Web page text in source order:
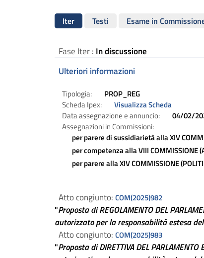
Iter Testi Esame in
Fase Iter : In discussione
Ulteriori informazioni
Tipologia:
PROP_REG
Scheda Ipex:
Visualizza Scheda
Data assegnazione e annuncio:
04/02/
Assegnazioni in Commissioni:
per parere di sussidiarietà allaXIV
per competenza allaVIII COMMISSIONE
per parere allaXIV COMMISSIONE
Atto congiunto: COM(2025)982
"Proposta di REGOLAMENTO DEL
autorizzato per la responsabilità estesa
Atto congiunto: COM(2025)983
"Proposta di DIRETTIVA DEL